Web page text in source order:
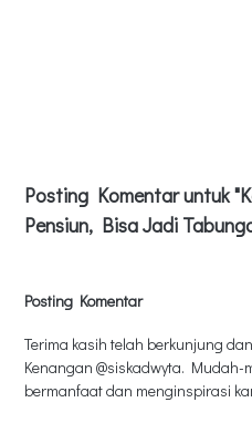
Posting Komentar untuk
Pensiun, Bisa Jadi
Posting Komentar
Terima kasih telah berkunjung
Kenangan @siskadwyta.
bermanfaat dan menginspirasi